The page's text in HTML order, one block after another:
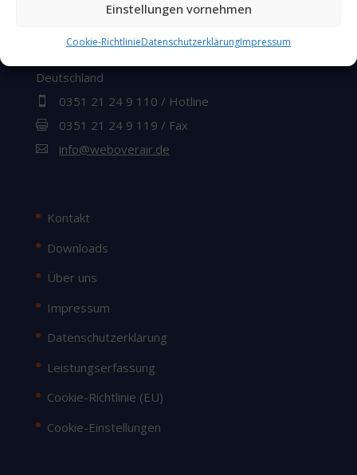
Einstellungen vornehmen
Cookie-RichtlinieDatenschutzerklärungImpressum
Poisentalstraße 112, 01705 Freital,
Deutschland
 0351 21 24 9 110 / Hotline
 0351 21 24 9 119 / Fax
 info@weboverair.de
Kontakt
Downloads
Über uns
Impressum
Datenschutzerklärung
Leistungserfassung
Cookie-Richtlinie (EU)
Cookie-Einstellungen